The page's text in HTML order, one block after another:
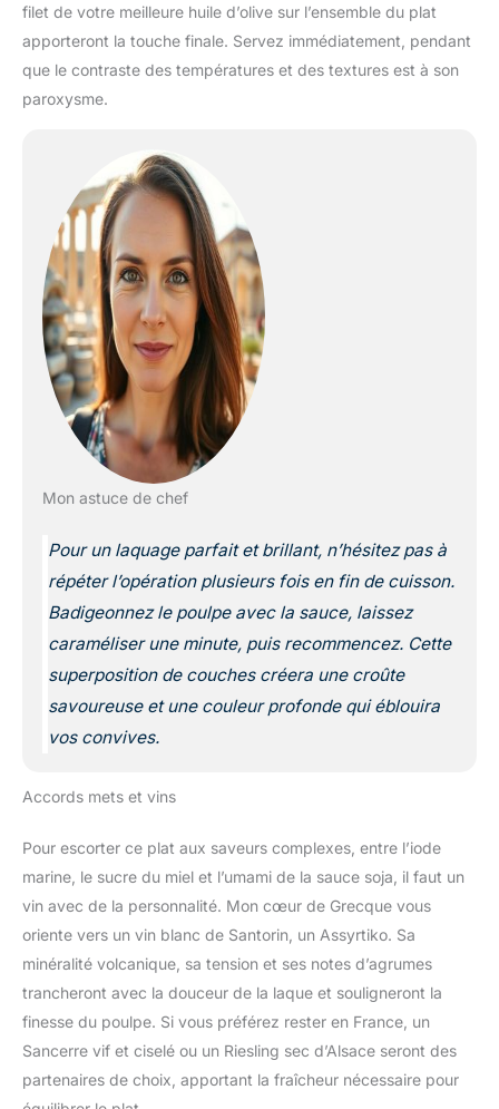
filet de votre meilleure huile d’olive sur l’ensemble du plat
apporteront la touche finale. Servez immédiatement, pendant
que le contraste des températures et des textures est à son
paroxysme.
Mon astuce de chef
Pour un laquage parfait et brillant, n’hésitez pas à
répéter l’opération plusieurs fois en fin de cuisson.
Badigeonnez le poulpe avec la sauce, laissez
caraméliser une minute, puis recommencez. Cette
superposition de couches créera une croûte
savoureuse et une couleur profonde qui éblouira
vos convives.
Accords mets et vins
Pour escorter ce plat aux saveurs complexes, entre l’iode
marine, le sucre du miel et l’umami de la sauce soja, il faut un
vin avec de la personnalité. Mon cœur de Grecque vous
oriente vers un vin blanc de Santorin, un Assyrtiko. Sa
minéralité volcanique, sa tension et ses notes d’agrumes
trancheront avec la douceur de la laque et souligneront la
finesse du poulpe. Si vous préférez rester en France, un
Sancerre vif et ciselé ou un Riesling sec d’Alsace seront des
partenaires de choix, apportant la fraîcheur nécessaire pour